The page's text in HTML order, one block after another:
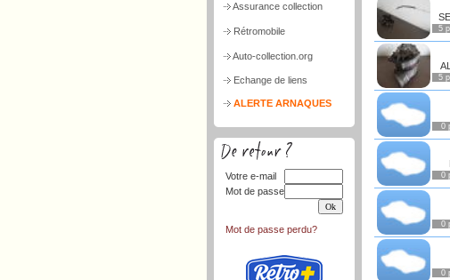
Assurance collection
Rétromobile
Auto-collection.org
Echange de liens
ALERTE ARNAQUES
Votre e-mail
Mot de passe
Mot de passe perdu?
5
5
0
0
0
0